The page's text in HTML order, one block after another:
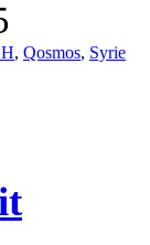
, Qosmos, Syrie